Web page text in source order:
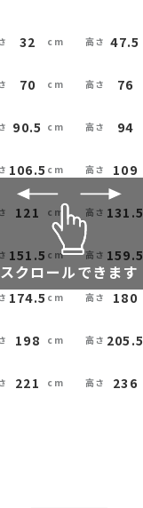
スクロールできます
32 47.5
70 76
90.5 94
106.5 109
121 131.5
151.5 159.5
174.5 180
198 205.5
221 236